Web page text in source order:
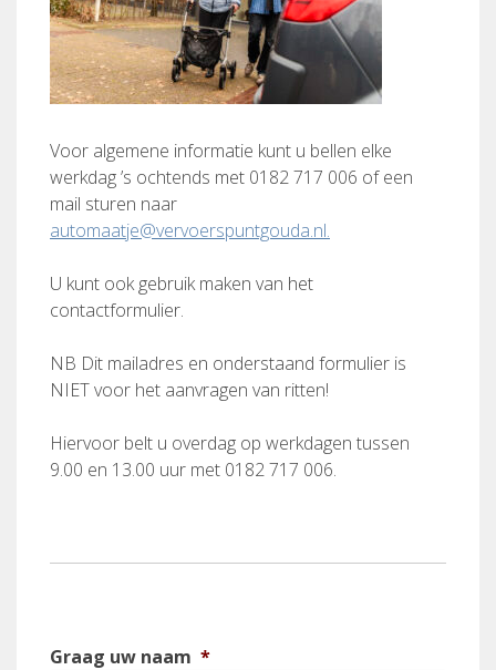
Voor algemene informatie kunt u bellen elke
werkdag ’s ochtends met 0182 717 006 of een
mail sturen naar
automaatje@vervoerspuntgouda.nl.
U kunt ook gebruik maken van het
contactformulier.
NB Dit mailadres en onderstaand formulier is
NIET voor het aanvragen van ritten!
Hiervoor belt u overdag op werkdagen tussen
9.00 en 13.00 uur met 0182 717 006.
Graag uw naam *